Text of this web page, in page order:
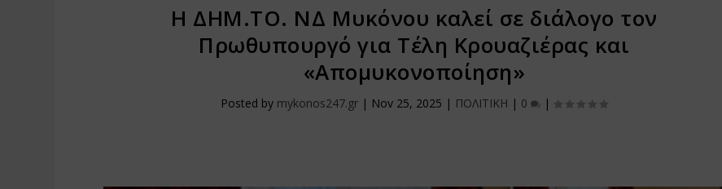
Η ΔΗΜ.ΤΟ. ΝΔ Μυκόνου καλεί σε διάλογο τον
Πρωθυπουργό για Τέλη Κρουαζιέρας και
«Απομυκονοποίηση»
Posted by mykonos247.gr | Nov 25, 2025 | ΠΟΛΙΤΙΚΗ | 0 |